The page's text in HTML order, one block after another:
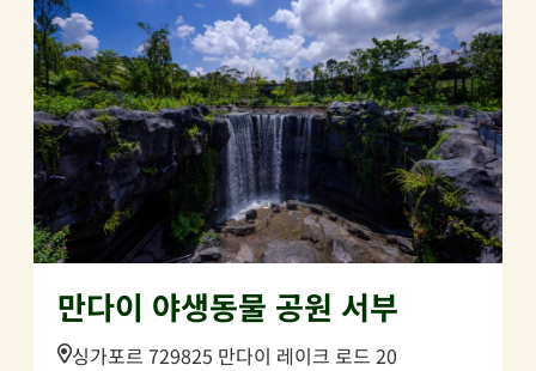
만다이 야생동물 공원 서부
Location:
싱가포르 729825 만다이 레이크 로드 20